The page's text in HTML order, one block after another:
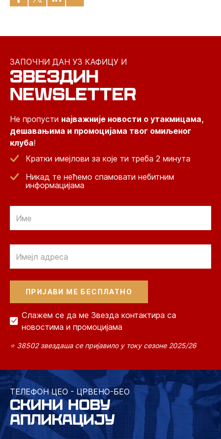
ЗАПОЧНИ ДАН УЗ КАФИЦУ И
ЗВЕЗДИН
NEWSLETTER
Не пропусти најважније новости о утакмицама,
дешавањима и промоцијама твог омиљеног
клуба!
Кратки имејлови за које ти треба 2 минута
Никад те нећемо спамовати небитним
информацијама
Слажем се да ме Звезда контактира са
новостима и промоцијама
⭐ 38502 звездаша се пријавило у току сезоне 2025/26
ТЕЛЕФОН ЦЕО - ЦРВЕНО-БЕО
СКИНИ НОВУ
АПЛИКАЦИЈУ